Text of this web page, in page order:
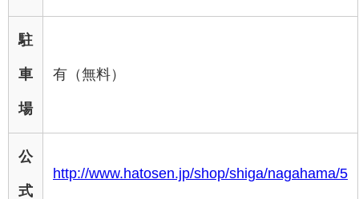
駐
車
場
有（無料）
公
式
http://www.hatosen.jp/shop/shiga/nagahama/5